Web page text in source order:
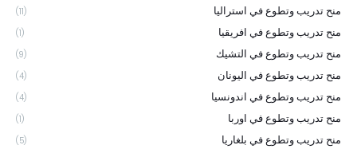
منح تدريب وتطوع في استراليا (11)
منح تدريب وتطوع في افريقيا (1)
منح تدريب وتطوع في التشيك (9)
منح تدريب وتطوع في اليونان (4)
منح تدريب وتطوع في اندونسيا (4)
منح تدريب وتطوع في اوربا (1)
منح تدريب وتطوع في بلغاريا (5)